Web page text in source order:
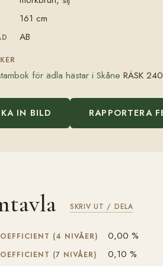
161 cm
AB
för ädla hästar i Skåne RÄSK
IN BILD RAPPORTERA
SKRIV UT / DELA
(4 NIVÅER) 0,00 %
(7 NIVÅER) 0,10 %